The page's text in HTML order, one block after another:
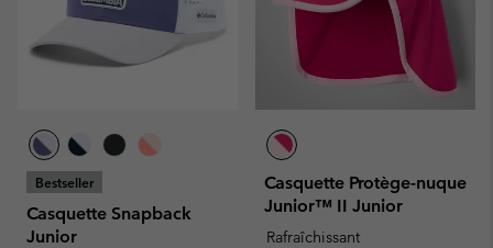
Bestseller
Casquette Snapback
Junior
Casquette Protège-nuque
Junior™ II Junior
Rafraîchissant